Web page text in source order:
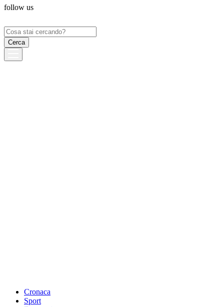
follow us
Ricerca
per:
Cronaca
Sport